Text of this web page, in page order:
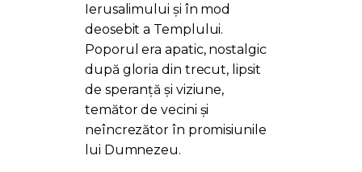
Ierusalimului și în mod
deosebit a Templului.
Poporul era apatic, nostalgic
după gloria din trecut, lipsit
de speranță și viziune,
temător de vecini și
neîncrezător în promisiunile
lui Dumnezeu.